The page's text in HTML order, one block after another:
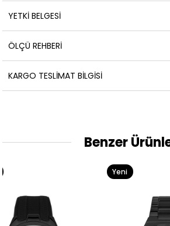
YETKİ BELGESİ
ÖLÇÜ REHBERI
KARGO TESLIMAT BILGISI
Benzer